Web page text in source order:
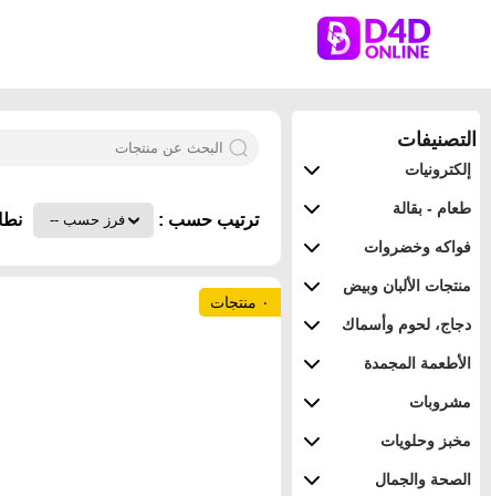
التصنيفات
إلكترونيات
طعام - بقالة
فواكه وخضروات
منتجات الألبان وبيض
دجاج، لحوم وأسماك
الأطعمة المجمدة
مشروبات
مخبز وحلويات
الصحة والجمال
ترتيب حسب :
٠ منتجات